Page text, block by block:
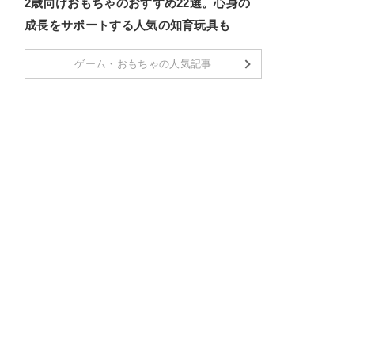
2歳向けおもちゃのおすすめ22選。心身の
成長をサポートする人気の知育玩具も
ゲーム・おもちゃの人気記事